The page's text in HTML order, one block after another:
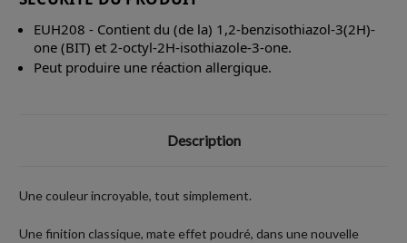
EUH208 - Contient du (de la) 1,2-benzisothiazol-3(2H)-
one (BIT) et 2-octyl-2H-isothiazole-3-one.
Peut produire une réaction allergique.
Description
Une couleur incroyable, tout simplement.
Une finition classique, mate effet poudré, dans une nouvelle